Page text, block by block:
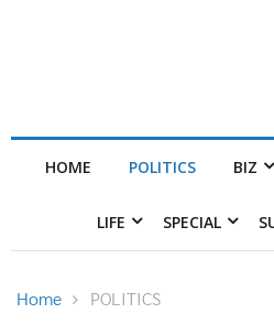
HOME POLITICS BIZ
LIFE SPECIAL
Home POLITICS